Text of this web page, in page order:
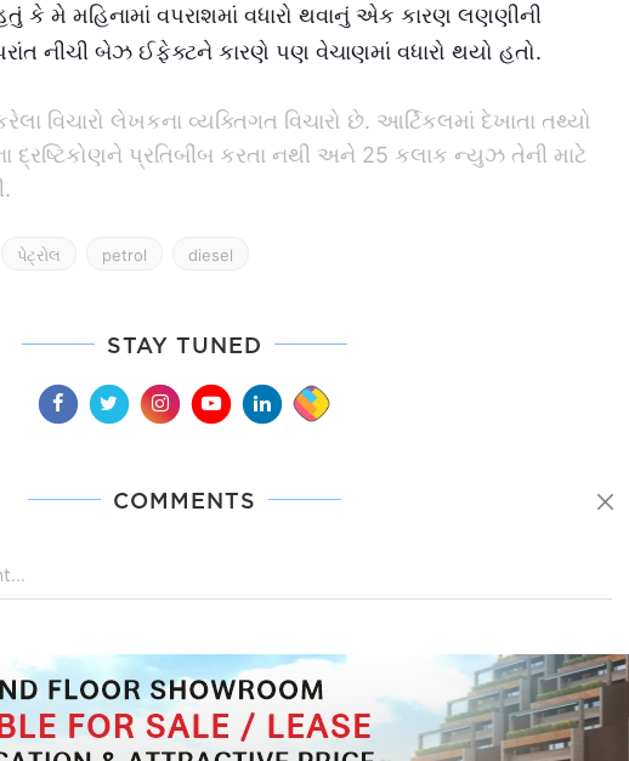
કે મે મહિનામાં વપરાશમાં વધારો થવાનું એક કારણ લણણીની
નીચી બેઝ ઈફેક્ટને કારણે પણ વેચાણમાં વધારો થયો હતો.
વિચારો લેખકના વ્યક્તિગત વિચારો છે. આર્ટિકલમાં દેખાતા તથ્યો
દ્રષ્ટિકોણને પ્રતિબીંબ કરતા નથી અને 25 કલાક ન્યુઝ તેની માટે
પેટ્રોલ petrol diesel
STAY TUNED
COMMENTS